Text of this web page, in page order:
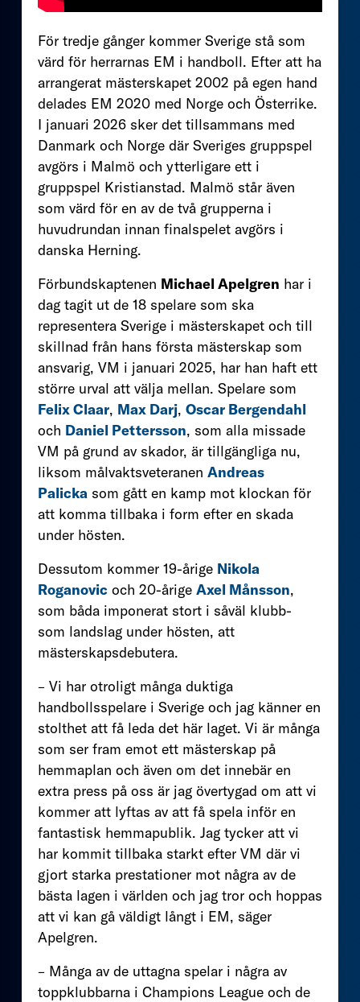
För tredje gånger kommer Sverige stå som
värd för herrarnas EM i handboll. Efter att ha
arrangerat mästerskapet 2002 på egen hand
delades EM 2020 med Norge och Österrike.
I januari 2026 sker det tillsammans med
Danmark och Norge där Sveriges gruppspel
avgörs i Malmö och ytterligare ett i
gruppspel Kristianstad. Malmö står även
som värd för en av de två grupperna i
huvudrundan innan finalspelet avgörs i
danska Herning.
Förbundskaptenen Michael Apelgren har i
dag tagit ut de 18 spelare som ska
representera Sverige i mästerskapet och till
skillnad från hans första mästerskap som
ansvarig, VM i januari 2025, har han haft ett
större urval att välja mellan. Spelare som
Felix Claar, Max Darj, Oscar Bergendahl
och Daniel Pettersson, som alla missade
VM på grund av skador, är tillgängliga nu,
liksom målvaktsveteranen Andreas
Palicka som gått en kamp mot klockan för
att komma tillbaka i form efter en skada
under hösten.
Dessutom kommer 19-årige Nikola
Roganovic och 20-årige Axel Månsson,
som båda imponerat stort i såväl klubb-
som landslag under hösten, att
mästerskapsdebutera.
– Vi har otroligt många duktiga
handbollsspelare i Sverige och jag känner en
stolthet att få leda det här laget. Vi är många
som ser fram emot ett mästerskap på
hemmaplan och även om det innebär en
extra press på oss är jag övertygad om att vi
kommer att lyftas av att få spela inför en
fantastisk hemmapublik. Jag tycker att vi
har kommit tillbaka starkt efter VM där vi
gjort starka prestationer mot några av de
bästa lagen i världen och jag tror och hoppas
att vi kan gå väldigt långt i EM, säger
Apelgren.
– Många av de uttagna spelar i några av
toppklubbarna i Champions League och de